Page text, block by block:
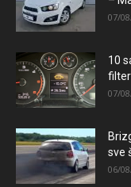
07/
10
07/
sve
06/